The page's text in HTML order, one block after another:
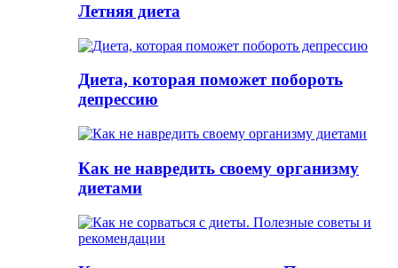
Летняя диета
Диета, которая поможет побороть
депрессию
Как не навредить своему организму
диетами